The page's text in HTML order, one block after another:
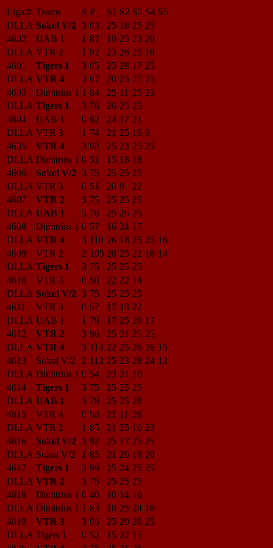
Liga/# Teams S P S1 S2 S3 S4 S5
DLLA Sokol V/2 3 93 25 18 25 25
4602
UAB 1 1 87 19 25 23 20
DLLA VTR 2 1 92 23 26 25 18
4601
Tigers 1 3 95 25 28 17 25
DLLA VTR 4 3 97 20 25 27 25
4603
Dimitrios 1 1 84 25 11 25 23
DLLA Tigers 1 3 76 26 25 25
4604
UAB 1 0 62 24 17 21
DLLA VTR 3 1 74 21 25 19 9
4605
VTR 4 3 98 25 23 25 25
DLLA Dimitrios 1 0 51 15 18 18
4606
Sokol V/2 3 75 25 25 25
DLLA VTR 3 0 51 20 9
22
4607
VTR 2 3 75 25 25 25
DLLA UAB 1 3 76 25 26 25
4608
Dimitrios 1 0 57 16 24 17
DLLA VTR 4 3 110 26 18 25 25 16
4609
VTR 2 2 105 28 25 22 16 14
DLLA Tigers 1 3 75 25 25 25
4610
VTR 3 0 58 22 22 14
DLLA Sokol V/2 3 75 25 25 25
4611
VTR 3 0 57 17 18 22
DLLA UAB 1 1 79 17 25 20 17
4612
VTR 2 3 96 25 21 25 25
DLLA VTR 4 3 114 22 25 26 26 15
4613
Sokol V/2 2 113 25 23 28 24 13
DLLA Dimitrios 1 0 54 23 21 10
4614
Tigers 1 3 75 25 25 25
DLLA UAB 1 3 78 25 25 28
4615
VTR 4 0 58 21 11 26
DLLA VTR 2 1 85 21 25 16 23
4616
Sokol V/2 3 92 25 17 25 25
DLLA Sokol V/2 1 85 21 26 18 20
4617
Tigers 1 3 99 25 24 25 25
DLLA VTR 2 3 75 25 25 25
4618
Dimitrios 1 0 40 10 14 16
DLLA Dimitrios 1 1 83 18 25 24 16
4619
VTR 3 3 96 25 20 26 25
DLLA Tigers 1 0 52 15 22 15